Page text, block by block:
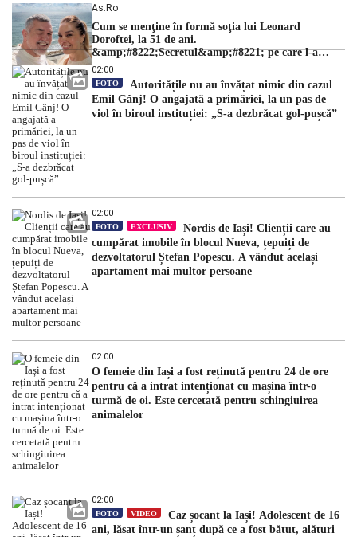
As.ro
Cum se menţine în formă soţia lui Leonard
Doroftei, la 51 de ani.
&amp;#8222;Secretul&amp;#8221; pe care l-a
dezvăluit
02:00
FOTO
Autoritățile nu au învățat nimic din cazul
Emil Gânj! O angajată a primăriei, la un pas de
viol în biroul instituției: „S-a dezbrăcat gol-pușcă”
02:00
FOTO EXCLUSIV
Nordis de Iași! Clienții care au
cumpărat imobile în blocul Nueva, țepuiți de
dezvoltatorul Ștefan Popescu. A vândut același
apartament mai multor persoane
02:00
O femeie din Iași a fost reținută pentru 24 de ore
pentru că a intrat intenționat cu mașina într-o
turmă de oi. Este cercetată pentru schingiuirea
animalelor
02:00
FOTO VIDEO
Caz șocant la Iași! Adolescent de 16
ani, lăsat într-un șanț după ce a fost bătut, alături